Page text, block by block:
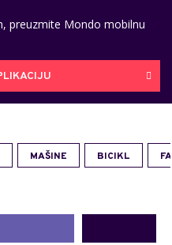
preuzmite Mondo mobilnu
MAŠINE BICIKL